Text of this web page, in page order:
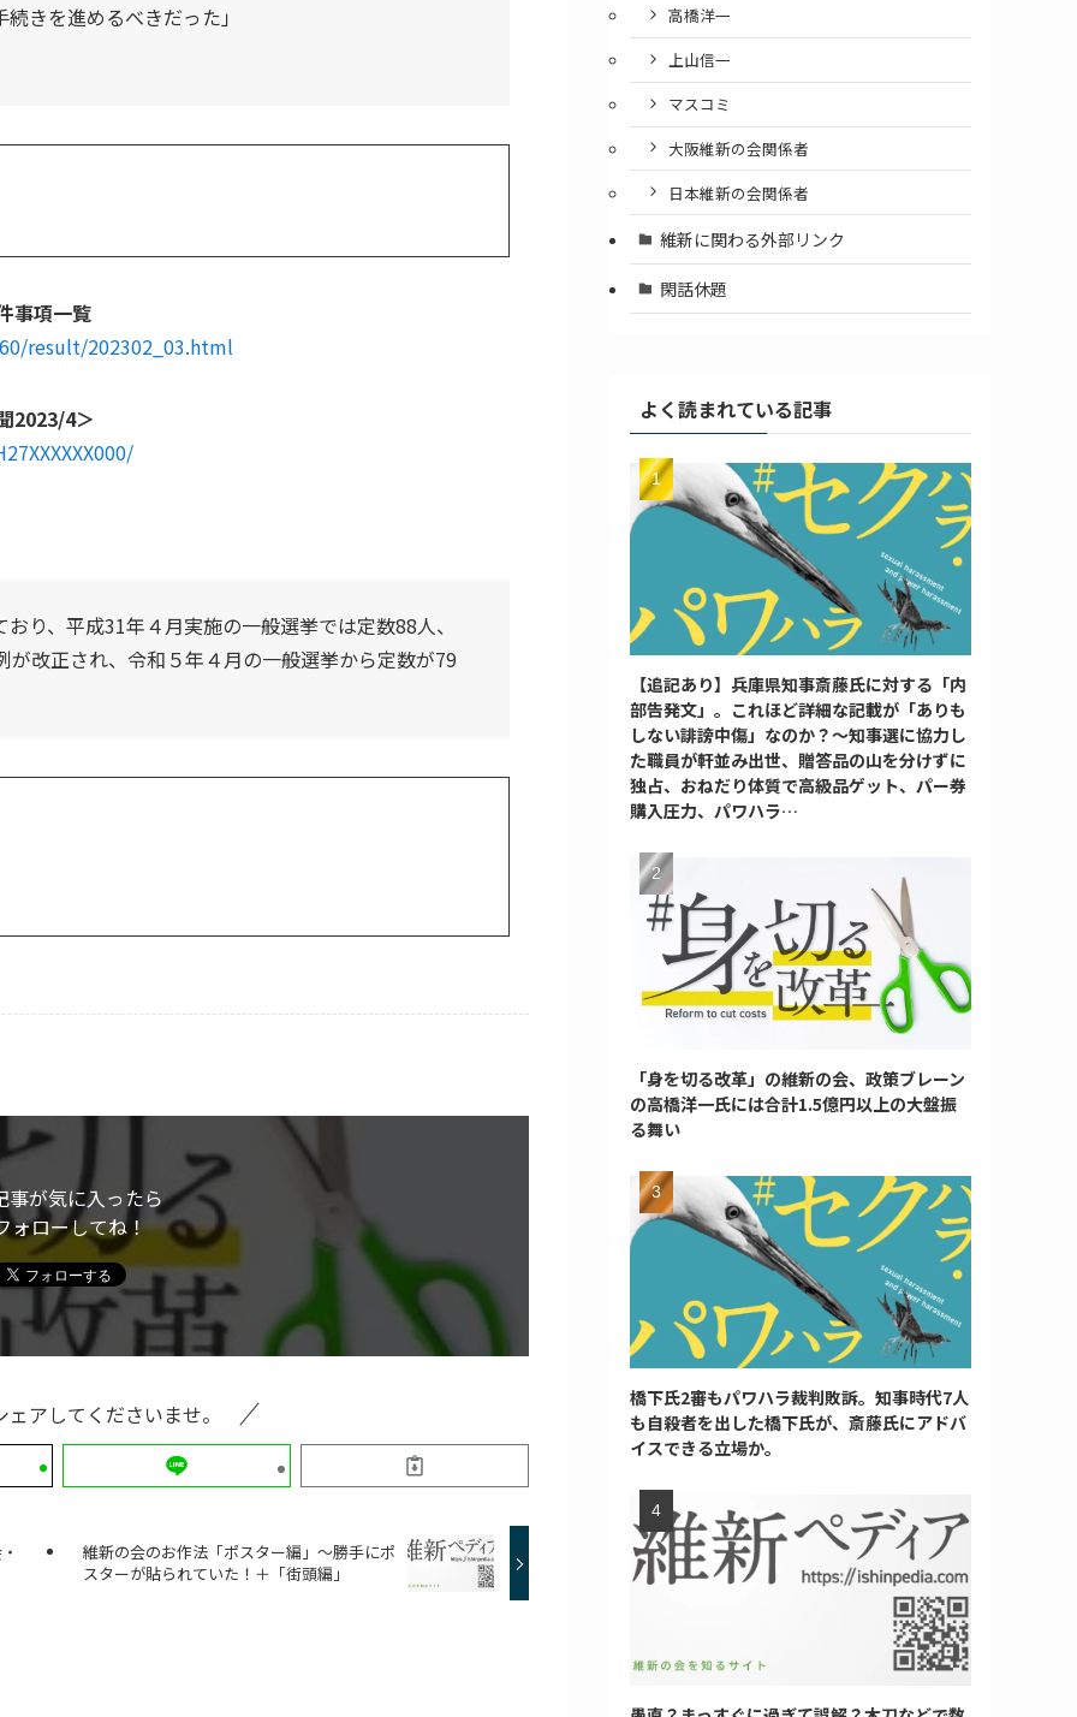
きを進めるべきだった」
事項一覧
result/202302_03.html
2023/4＞
り、平成31年４月実施の一般選挙では定数88人、
改正され、令和５年４月の一般選挙から定数が79
事が気に入ったら
ォローしてね！
アしてくださいませ。
維新の会のお作法「ポスター編」～勝手にポ
スターが貼られていた！＋「街頭編」
高橋洋一
上山信一
マスコミ
大阪維新の会関係者
日本維新の会関係者
維新に関わる外部リンク
閑話休題
よく読まれている記事
【追記あり】兵庫県知事斎藤氏に対する「内
部告発文」。これほど詳細な記載が「ありも
しない誹謗中傷」なのか？～知事選に協力し
た職員が軒並み出世、贈答品の山を分けずに
独占、おねだり体質で高級品ゲット、パー券
購入圧力、パワハラ…
「身を切る改革」の維新の会、政策ブレーン
の高橋洋一氏には合計1.5億円以上の大盤振
る舞い
橋下氏2審もパワハラ裁判敗訴。知事時代7人
も自殺者を出した橋下氏が、斎藤氏にアドバ
イスできる立場か。